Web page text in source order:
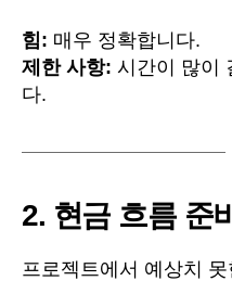
힘: 매우 정확합니다.
제한 사항: 시간이 많이
다.
2. 현금 흐름 준
프로젝트에서 예상치